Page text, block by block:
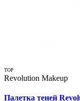
TOP
Revolution Makeup
Палетка теней